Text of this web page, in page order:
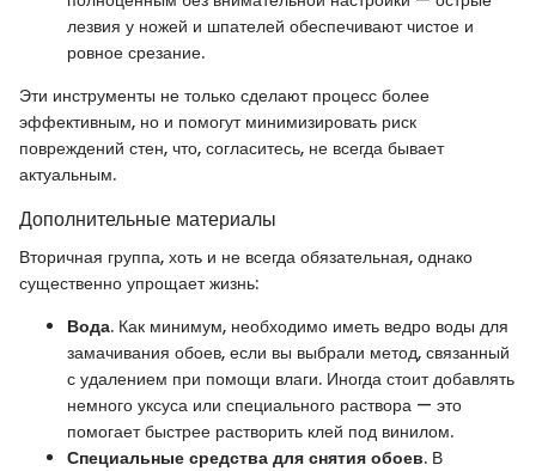
лезвия у ножей и шпателей обеспечивают чистое и
ровное срезание.
Эти инструменты не только сделают процесс более
эффективным, но и помогут минимизировать риск
повреждений стен, что, согласитесь, не всегда бывает
актуальным.
Дополнительные материалы
Вторичная группа, хоть и не всегда обязательная, однако
существенно упрощает жизнь:
Вода. Как минимум, необходимо иметь ведро воды для
замачивания обоев, если вы выбрали метод, связанный
с удалением при помощи влаги. Иногда стоит добавлять
немного уксуса или специального раствора — это
помогает быстрее растворить клей под винилом.
Специальные средства для снятия обоев. В